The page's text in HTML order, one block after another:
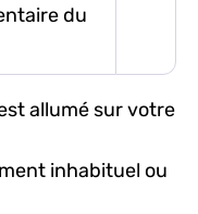
du
allumé sur votre
inhabituel ou